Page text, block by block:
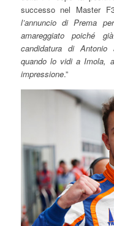
successo nel Master
l’annuncio di Prema
amareggiato poiché
candidatura di Antonio
quando lo vidi a Imola,
impressione.”